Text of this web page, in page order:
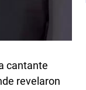
cantante
revelaron